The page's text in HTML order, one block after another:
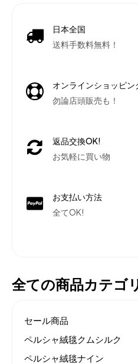
日本全国
送料手数料無料！
オンラインショッピン
勿論店頭販売も！
返品交換OK!
お気軽に買い物
お支払い方法
全てOK!
全ての商品カテゴ
セール商品
ペルシャ絨毯クムシルク
ペルシャ絨毯ナイン